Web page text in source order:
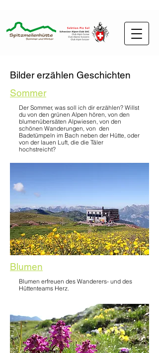
Bilder erzählen Geschichten
Sommer
Der Sommer, was soll ich dir erzählen? Willst
du von den grünen Alpen hören, von den
blumenübersäten Alpwiesen, von den
schönen Wanderungen, von den
Badetümpeln im Bach neben der Hütte, oder
von der lauen Luft, die die Täler
hochstreicht?
Blumen
Blumen erfreuen des Wanderers- und des
Hüttenteams Herz.